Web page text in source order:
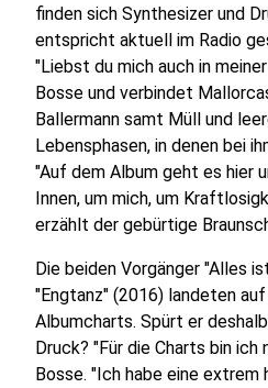
finden sich Synthesizer und
entspricht aktuell im Radio
"Liebst du mich auch in
Bosse und verbindet
Ballermann samt Müll und
Lebensphasen, in denen bei
"Auf dem Album geht es hier
Innen, um mich, um
erzählt der gebürtige
Die beiden Vorgänger "Alles
"Engtanz" (2016) landeten
Albumcharts. Spürt er
Druck? "Für die Charts bin
Bosse. "Ich habe eine extrem